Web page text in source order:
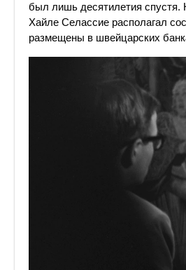
был лишь десятилетия спустя.
Хайле Селассие располагал
размещены в швейцарских